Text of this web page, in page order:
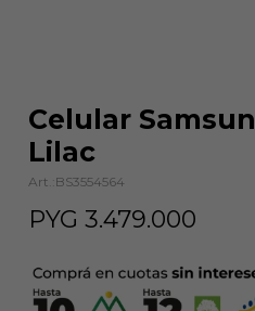
Celular
Lilac
BS3554564
PYG 3.479.000